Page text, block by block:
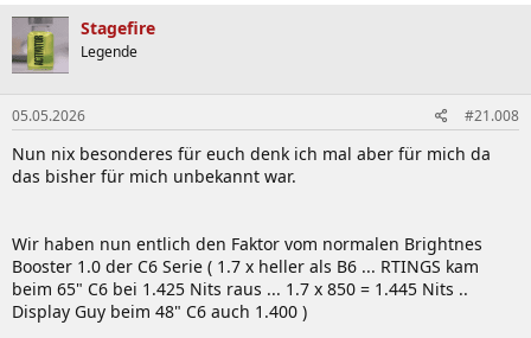
k
t
i
o
n
e
n
:
Stagefire
Legende
05.05.2026 #21.008
Nun nix besonderes für euch denk ich mal aber für mich da
das bisher für mich unbekannt war.
Wir haben nun entlich den Faktor vom normalen Brightnes
Booster 1.0 der C6 Serie ( 1.7 x heller als B6 ... RTINGS kam
beim 65" C6 bei 1.425 Nits raus ... 1.7 x 850 = 1.445 Nits ..
Display Guy beim 48" C6 auch 1.400 )